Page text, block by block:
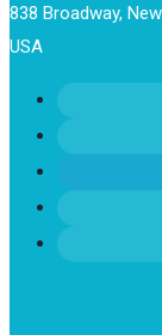
838 Broadway,
USA